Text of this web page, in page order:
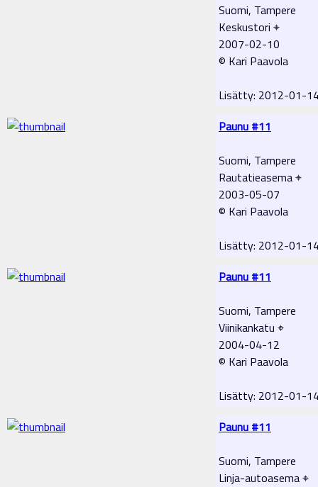
Suomi, Tampere
Keskustori ⌖
2007-02-10
© Kari Paavola
Lisätty: 2012-01-
Paunu #11
Suomi, Tampere
Rautatieasema ⌖
2003-05-07
© Kari Paavola
Lisätty: 2012-01-
Paunu #11
Suomi, Tampere
Viinikankatu ⌖
2004-04-12
© Kari Paavola
Lisätty: 2012-01-
Paunu #11
Suomi, Tampere
Linja-autoasema ⌖